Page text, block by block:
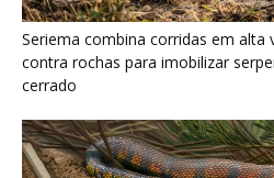
Serpente escavadora brasileira
evolução dos répteis